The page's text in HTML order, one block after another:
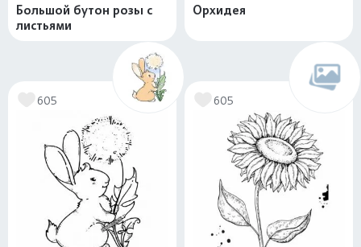
Большой бутон розы с
листьями
Орхидея
605 605